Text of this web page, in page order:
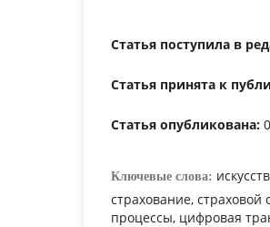
Статья поступила в
Статья принята к
Статья опубликована:
Ключевые слова:
страхование,
процессы, цифровая